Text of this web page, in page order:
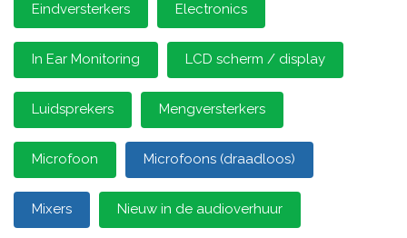
Eindversterkers Electronics
In Ear Monitoring LCD scherm / display
Luidsprekers Mengversterkers
Microfoon Microfoons (draadloos)
Mixers Nieuw in de audioverhuur